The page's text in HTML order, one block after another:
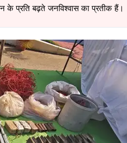
के प्रति बढ़ते जनविश्वास का प्रतीक हैं।